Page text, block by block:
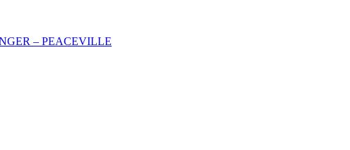
– PEACEVILLE